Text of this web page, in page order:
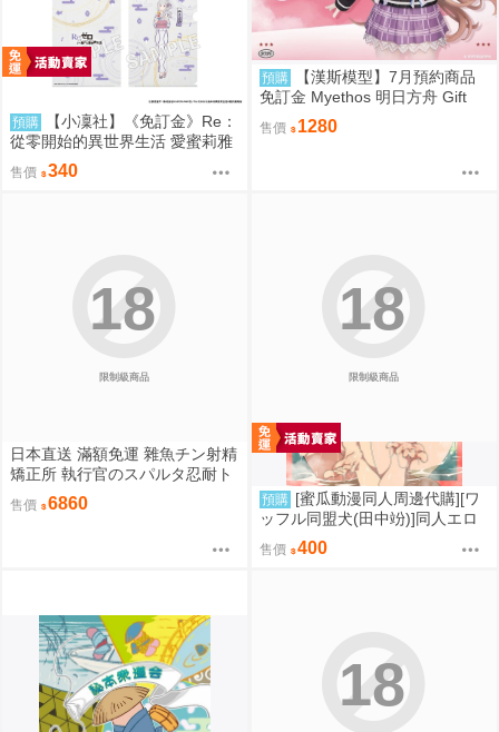
預購
【小凜社】《免訂金》Re：
從零開始的異世界生活 愛蜜莉雅
拉姆 雷姆 お祭り ver. 和服 文件
夾資料夾套組
售價 340
預購
【漢斯模型】7月預約商品
免訂金 Myethos 明日方舟 Gift
+系列 純燼艾雅法拉 後來的故事
VER.1/8
售價 1280
限制級商品
18
日本直送 滿額免運 雜魚チン射精
矯正所 執行官のスパルタ忍耐ト
レーニング 4kg重量級 優品 / 優
品即戰力組合 疾風雷神
售價 6860
限制級商品
18
預購 [蜜瓜動漫同人周邊代購][ワ
ッフル同盟犬(田中竕)]同人エロ
ゲ転生2上～発動!ヌルヌルスケ
ベスキル(同人誌)
售價 400
18